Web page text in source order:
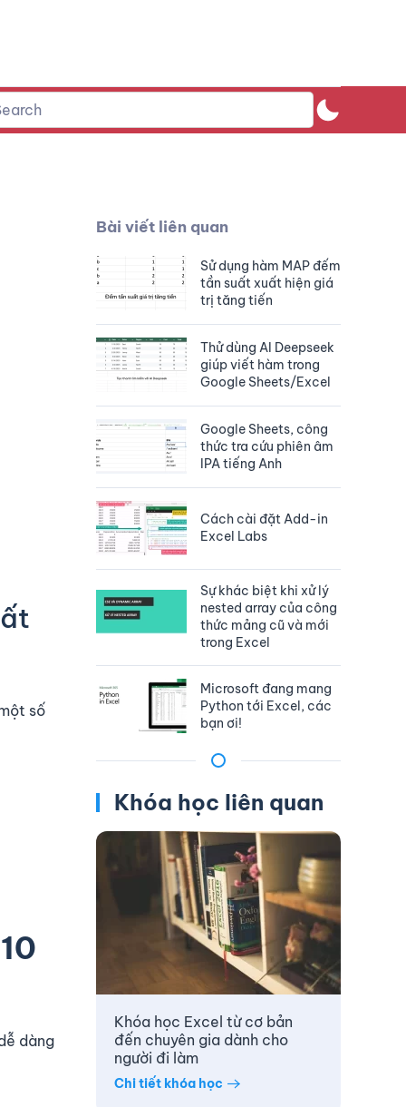
số
dàng
Bài viết liên quan
Sử dụng hàm MAP đếm
tần suất xuất hiện giá
trị tăng tiến
Thử dùng AI Deepseek
giúp viết hàm trong
Google Sheets/Excel
Google Sheets, công
thức tra cứu phiên âm
IPA tiếng Anh
Cách cài đặt Add-in
Excel Labs
Sự khác biệt khi xử lý
nested array của công
thức mảng cũ và mới
trong Excel
Microsoft đang mang
Python tới Excel, các
bạn ơi!
Khóa học liên quan
Khóa học Excel từ cơ bản
đến chuyên gia dành cho
người đi làm
Chi tiết khóa học